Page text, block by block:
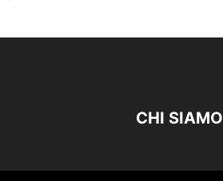
CHI SIAMO